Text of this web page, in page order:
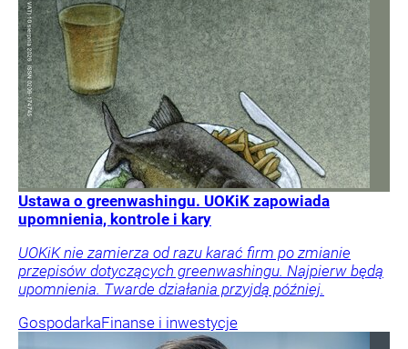
Ustawa o greenwashingu. UOKiK zapowiada
upomnienia, kontrole i kary
UOKiK nie zamierza od razu karać firm po zmianie
przepisów dotyczących greenwashingu. Najpierw będą
upomnienia. Twarde działania przyjdą później.
GospodarkaFinanse i inwestycje